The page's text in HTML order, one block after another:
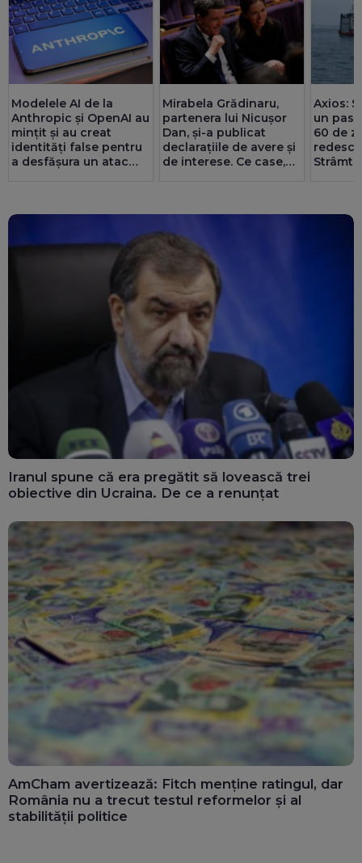
Modelele AI de la
Anthropic și OpenAI au
mințit și au creat
identități false pentru
a desfășura un atac
Mirabela Grădinaru,
partenera lui Nicușor
Dan, și-a publicat
declarațiile de avere și
de interese. Ce case,
Axios:
un pas
60 de
Iranul spune că era pregătit să lovească trei
obiective din Ucraina. De ce a renunțat
AmCham avertizează: Fitch menține ratingul, dar
România nu a trecut testul reformelor și al
stabilității politice